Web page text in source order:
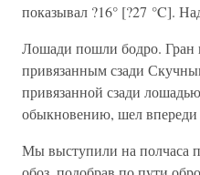
показывал ?16° [?27 °C].
Лошади пошли бодро. Гран
привязанным сзади
привязанной сзади
обыкновению, шел
Мы выступили на полчаса